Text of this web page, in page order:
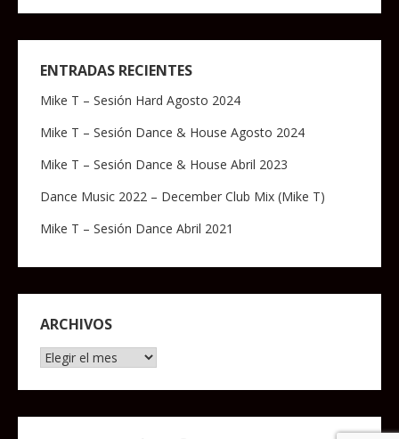
ENTRADAS RECIENTES
Mike T – Sesión Hard Agosto 2024
Mike T – Sesión Dance & House Agosto 2024
Mike T – Sesión Dance & House Abril 2023
Dance Music 2022 – December Club Mix (Mike T)
Mike T – Sesión Dance Abril 2021
ARCHIVOS
Archivos